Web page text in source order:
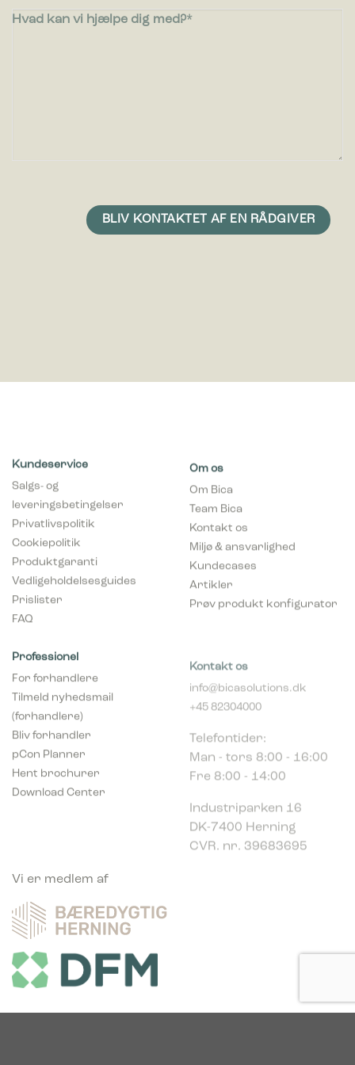
Hvad kan vi hjælpe dig med?
Kundeservice
Salgs- og
leveringsbetingelser
Privatlivspolitik
Cookiepolitik
Produktgaranti
Vedligeholdelsesguides
Prislister
FAQ
Om os
Om Bica
Team Bica
Kontakt os
Miljø & ansvarlighed
Kundecases
Artikler
Prøv produkt konfigurator
Professionel
For forhandlere
Tilmeld nyhedsmail
(forhandlere)
Bliv forhandler
pCon Planner
Hent brochurer
Download Center
+45 82304000
Man - tors 8:00 - 16:00
Fre 8:00 - 14:00
DK-7400 Herning
CVR. nr. 39683695
Vi er medlem af